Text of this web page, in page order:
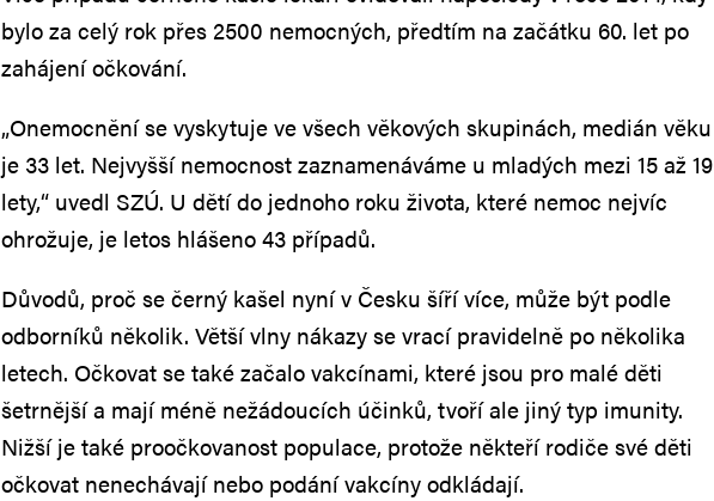
bylo za celý rok přes 2500 nemocných, předtím na začátku 60. let po
zahájení očkování.
„Onemocnění se vyskytuje ve všech věkových skupinách, medián věku
je 33 let. Nejvyšší nemocnost zaznamenáváme u mladých mezi 15 až 19
lety,“ uvedl SZÚ. U dětí do jednoho roku života, které nemoc nejvíc
ohrožuje, je letos hlášeno 43 případů.
Důvodů, proč se černý kašel nyní v Česku šíří více, může být podle
odborníků několik. Větší vlny nákazy se vrací pravidelně po několika
letech. Očkovat se také začalo vakcínami, které jsou pro malé děti
šetrnější a mají méně nežádoucích účinků, tvoří ale jiný typ imunity.
Nižší je také proočkovanost populace, protože někteří rodiče své děti
očkovat nenechávají nebo podání vakcíny odkládají.